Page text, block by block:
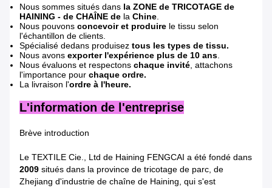
Nous sommes situés dans la ZONE de TRICOTAGE de
HAINING - de CHAÎNE de la Chine.
Nous pouvons concevoir et produire le tissu selon
l'échantillon de clients.
Spécialisé dedans produisez tous les types de tissu.
Nous avons exporter l'expérience plus de 10 ans.
Nous évaluons et respectons chaque invité, attachons
l'importance pour chaque ordre.
La livraison l'ordre à l'heure.
L'information de l'entreprise
Brève introduction
Le TEXTILE Cie., Ltd de Haining FENGCAI a été fondé dans
2009 situés dans la province de tricotage de parc, de
Zhejiang d'industrie de chaîne de Haining, qui s'est